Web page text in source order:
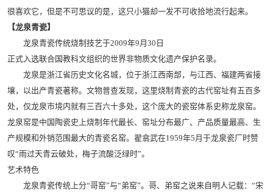
很喜欢它，但是不可思议的是，这只小猫却一发不可收拾地流行起来。
【龙泉青瓷】
龙泉青瓷传统烧制技艺于2009年9月30日
正式入选联合国教科文组织的世界非物质文化遗产保护名录。
龙泉是浙江省历史文化名城，位于浙江西南部，与江西、福建两省接
壤，以出产青瓷著称。文物普查发现，这里烧制青瓷的古代窑址有五百多
处，仅龙泉市境内就有三百六十多处，这个庞大的瓷窑体系史称龙泉窑。
龙泉窑是中国陶瓷史上烧制年代最长、窑址分布最广、产品质量最高、生
产规模和外销范围最大的青瓷名窑。翟翕武在1959年5月于龙泉瓷厂时赞
叹“雨过天青云破处，梅子流酸泛绿时”。
艺术特色
龙泉青瓷传统上分“哥窑”与“弟窑”。哥、弟窑之说来自明人记载：“宋